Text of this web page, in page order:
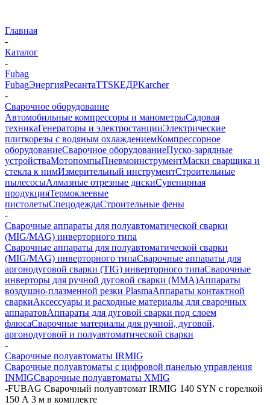
Главная
-
Каталог
-
Fubag
FubagЭнергияРесантаTTSКЕДРKarcher
-
Сварочное оборудование
Автомобильные компрессоры и манометрыСадовая
техникаГенераторы и электростанцииЭлектрические
плиткорезы с водяным охлаждениемКомпрессорное
оборудованиеСварочное оборудованиеПуско-зарядные
устройстваМотопомпыПневмоинструментМаски сварщика и
стекла к нимИзмерительный инструментСтроительные
пылесосыАлмазные отрезные дискиСувенирная
продукцияТермоклеевые
пистолетыСпецодеждаСтроительные фены
-
Сварочные аппараты для полуавтоматической сварки
(MIG/MAG) инверторного типа
Сварочные аппараты для полуавтоматической сварки
(MIG/MAG) инверторного типаСварочные аппараты для
аргонодуговой сварки (TIG) инверторного типаСварочные
инверторы для ручной дуговой сварки (MMA)Аппараты
воздушно-плазменной резки PlasmaАппараты контактной
сваркиАксессуары и расходные материалы для сварочных
аппаратовАппараты для дуговой сварки под слоем
флюсаСварочные материалы для ручной, дуговой,
аргонодуговой и полуавтоматической сварки
-
Сварочные полуавтоматы IRMIG
Сварочные полуавтоматы с цифровой панелью управления
INMIGСварочные полуавтоматы XMIG
-FUBAG Сварочный полуавтомат IRMIG 140 SYN с горелкой
150 А 3 м в комплекте